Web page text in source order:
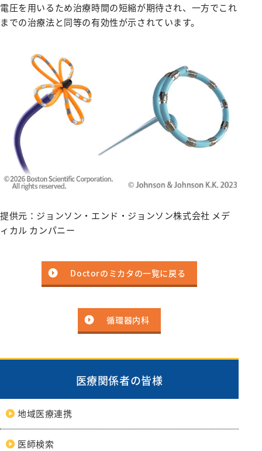
呼吸器外科
形成美容外科
脳神経外科
皮膚科
泌尿器科
眼科
放射線科
リハビリテーション科
みなみコミュニティ
電圧を用いるため治療時間の短縮が期待され、一方でこれ
までの治療法と同等の有効性が示されています。
提供元：ジョンソン・エンド・ジョンソン株式会社 メデ
ィカル カンパニー
Doctorのミカタの一覧に戻る
循環器内科
医療関係者の皆様
地域医療連携
医師検索